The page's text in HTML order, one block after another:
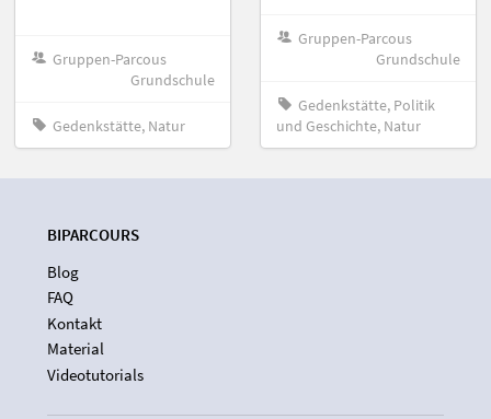
Gruppen-Parcous
Grundschule
Gedenkstätte, Natur
Gruppen-Parcous
Grundschule
Gedenkstätte, Politik
und Geschichte, Natur
BIPARCOURS
Blog
FAQ
Kontakt
Material
Videotutorials